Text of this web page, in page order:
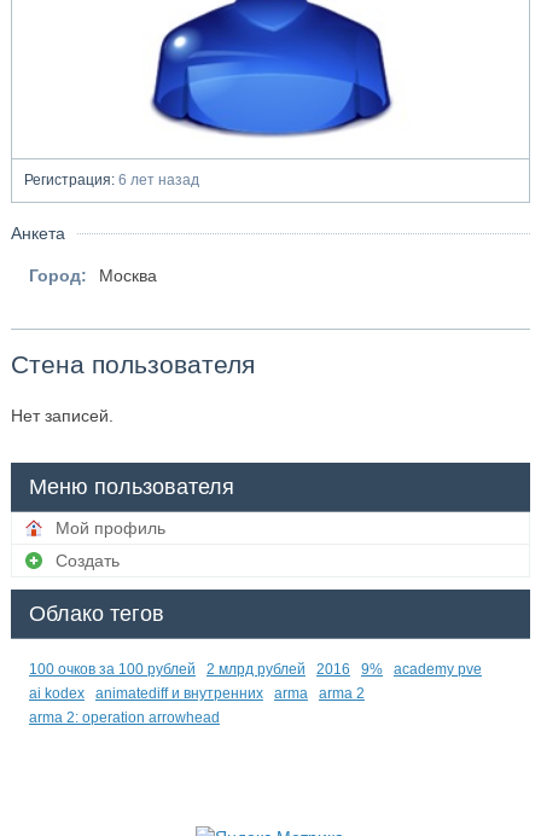
Регистрация:6 лет назад
Анкета
Город: Москва
Стена пользователя
Нет записей.
Меню пользователя
Мой профиль
Создать
Облако тегов
100 очков за 100 рублей 2 млрд рублей 2016 9%
academy pve
ai kodex
animatediff и внутренних arma
arma 2
arma 2: operation arrowhead